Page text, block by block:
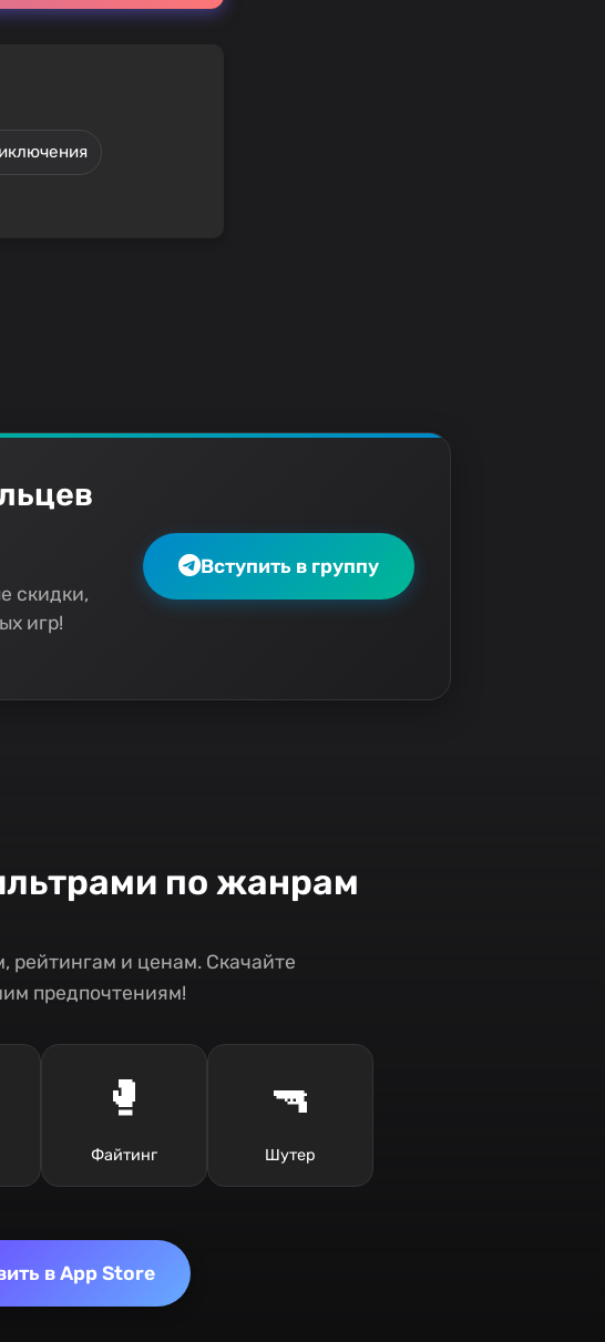
скидки,
игр!
Вступить в группу
по жанрам
и ценам. Скачайте
предпочтениям!
🥊
Файтинг
🔫
Шутер
в App Store